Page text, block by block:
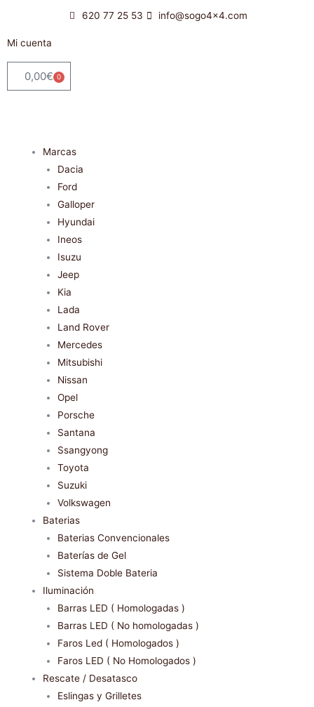
contenido
620 77 25 53 info@sogo4x4.com
Mi cuenta
0,00€ 0
Carrito
Marcas
Dacia
Ford
Galloper
Hyundai
Ineos
Isuzu
Jeep
Kia
Lada
Land Rover
Mercedes
Mitsubishi
Nissan
Opel
Porsche
Santana
Ssangyong
Toyota
Suzuki
Volkswagen
Baterias
Baterias Convencionales
Baterías de Gel
Sistema Doble Bateria
Iluminación
Barras LED ( Homologadas )
Barras LED ( No homologadas )
Faros Led ( Homologados )
Faros LED ( No Homologados )
Rescate / Desatasco
Eslingas y Grilletes